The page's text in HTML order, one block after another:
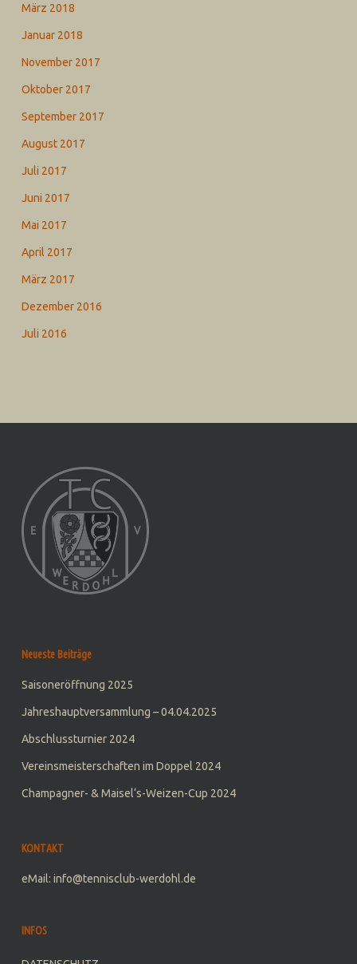
März 2018
Januar 2018
November 2017
Oktober 2017
September 2017
August 2017
Juli 2017
Juni 2017
Mai 2017
April 2017
März 2017
Dezember 2016
Juli 2016
Neueste Beiträge
Saisoneröffnung 2025
Jahreshauptversammlung – 04.04.2025
Abschlussturnier 2024
Vereinsmeisterschaften im Doppel 2024
Champagner- & Maisel‘s-Weizen-Cup 2024
KONTAKT
eMail: info@tennisclub-werdohl.de
INFOS